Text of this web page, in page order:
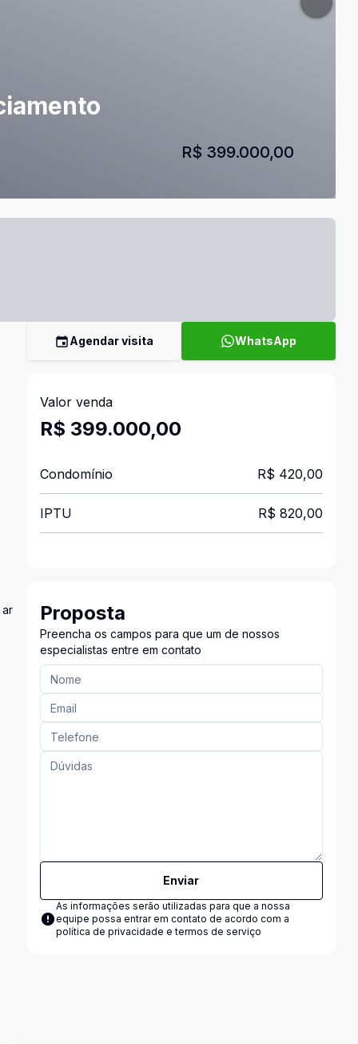
R$ 399.000,00
ar
Agendar visita WhatsApp
Valor venda
R$ 399.000,00
Condomínio R$ 420,00
IPTU R$ 820,00
Proposta
Preencha os campos para que um de nossos
especialistas entre em contato
Enviar
As informações serão utilizadas para que a nossa
equipe possa entrar em contato de acordo com a
política de privacidade e termos de serviço